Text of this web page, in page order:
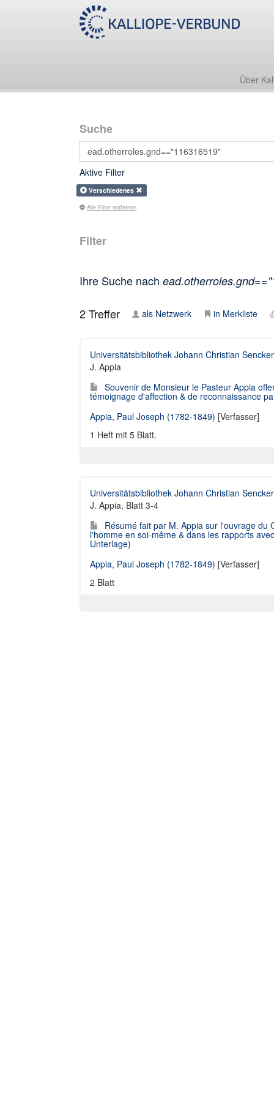
Über
Suche
Aktive Filter
Verschiedenes
Alle Filter entfernen
Filter
Ihre Suche nach
2Treffer als Netzwerk in Merkliste
Universitätsbibliothek Johann Christian
J. Appia
Souvenir de Monsieur le Pasteur Appia
témoignage d'affection & de reconnaissance
Appia, Paul Joseph (1782-1849) [Verfasser]
1 Heft mit 5 Blatt.
Universitätsbibliothek Johann Christian
J. Appia, Blatt 3-4
Résumé fait par M. Appia sur l'ouvrage
l'homme en soi-même & dans les rapports
Unterlage)
Appia, Paul Joseph (1782-1849) [Verfasser]
2 Blatt